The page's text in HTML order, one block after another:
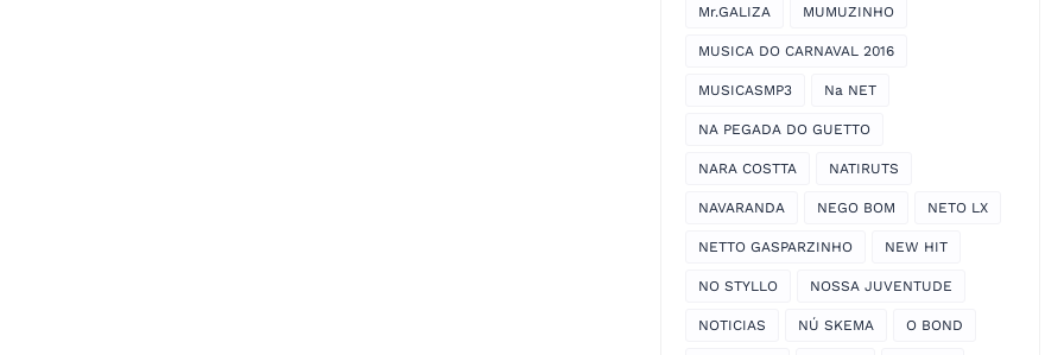
Mr.GALIZA MUMUZINHO
MUSICA DO CARNAVAL 2016
MUSICASMP3 Na NET
NA PEGADA DO GUETTO
NARA COSTTA NATIRUTS
NAVARANDA NEGO BOM NETO LX
NETTO GASPARZINHO NEW HIT
NO STYLLO NOSSA JUVENTUDE
NOTICIAS NÚ SKEMA O BOND